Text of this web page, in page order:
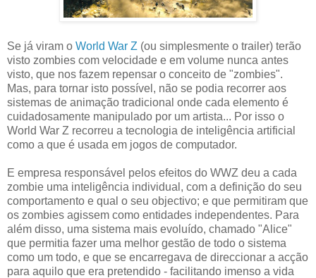
Se já viram o World War Z (ou simplesmente o trailer) terão
visto zombies com velocidade e em volume nunca antes
visto, que nos fazem repensar o conceito de "zombies".
Mas, para tornar isto possível, não se podia recorrer aos
sistemas de animação tradicional onde cada elemento é
cuidadosamente manipulado por um artista... Por isso o
World War Z recorreu a tecnologia de inteligência artificial
como a que é usada em jogos de computador.
E empresa responsável pelos efeitos do WWZ deu a cada
zombie uma inteligência individual, com a definição do seu
comportamento e qual o seu objectivo; e que permitiram que
os zombies agissem como entidades independentes. Para
além disso, uma sistema mais evoluído, chamado "Alice"
que permitia fazer uma melhor gestão de todo o sistema
como um todo, e que se encarregava de direccionar a acção
para aquilo que era pretendido - facilitando imenso a vida